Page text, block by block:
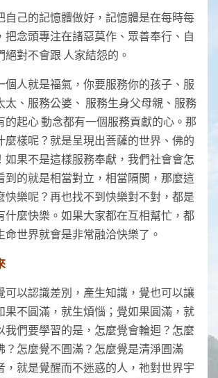
自己的記憶體做好，記憶體是在每時每
把念頭專注在諸惡莫作、眾善奉行、自
對不會跟 人家結怨的。
個人就是福氣，你要服務你的孩子、服
太、服務公婆、 服務生身父母親、服務
的起心 動念都有一個服務貢獻的心。那
麼樣呢？就是呈現出菩薩的世界、佛的
如果不是這樣服務奉獻，我們社會會怎
到的就是相當對立，相當隔閡，那麼這
快樂呢？再也找不到快樂對不對，都是
什麼快樂。如果大家都在互相幫忙，都
命世界就會是非常融洽快樂了。
可以認識差別，產生知識，覺也可以讓
果不圓滿，就生煩惱；覺如果圓滿，就
我們要學習的是，怎麼覺會輪迴？怎麼
？怎麼覺不圓滿？怎麼覺是清淨圓滿
，就是覺醒而不迷惑的人，祂對世界宇